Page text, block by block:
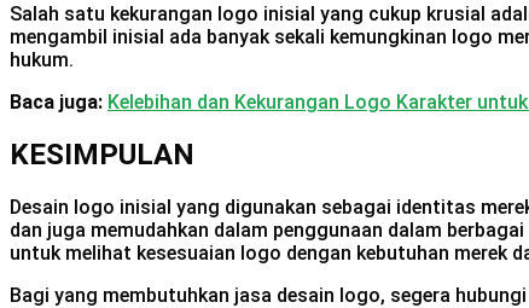
Salah satu kekurangan logo inisial yang cukup krusial
mengambil inisial ada banyak sekali kemungkinan logo
hukum.
Baca juga: Kelebihan dan Kekurangan Logo Karakter
KESIMPULAN
Desain logo inisial yang digunakan sebagai identitas
dan juga memudahkan dalam penggunaan dalam
untuk melihat kesesuaian logo dengan kebutuhan merek
Bagi yang membutuhkan jasa desain logo, segera